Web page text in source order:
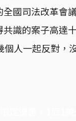
國司法改革會
識的案子高達
人一起反對，